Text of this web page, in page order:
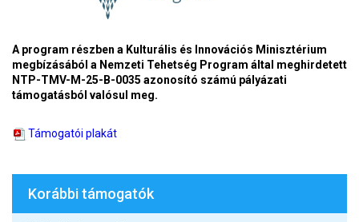
A program részben a Kulturális és Innovációs Minisztérium
megbízásából a Nemzeti Tehetség Program által meghirdetett
NTP-TMV-M-25-B-0035 azonosító számú pályázati
támogatásból valósul meg.
Támogatói plakát
Korábbi támogatók